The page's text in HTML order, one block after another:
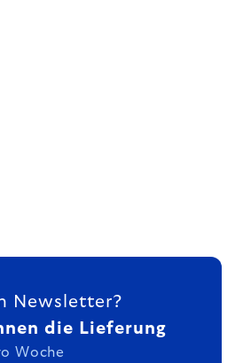
Newsletter?
die Lieferung
Woche